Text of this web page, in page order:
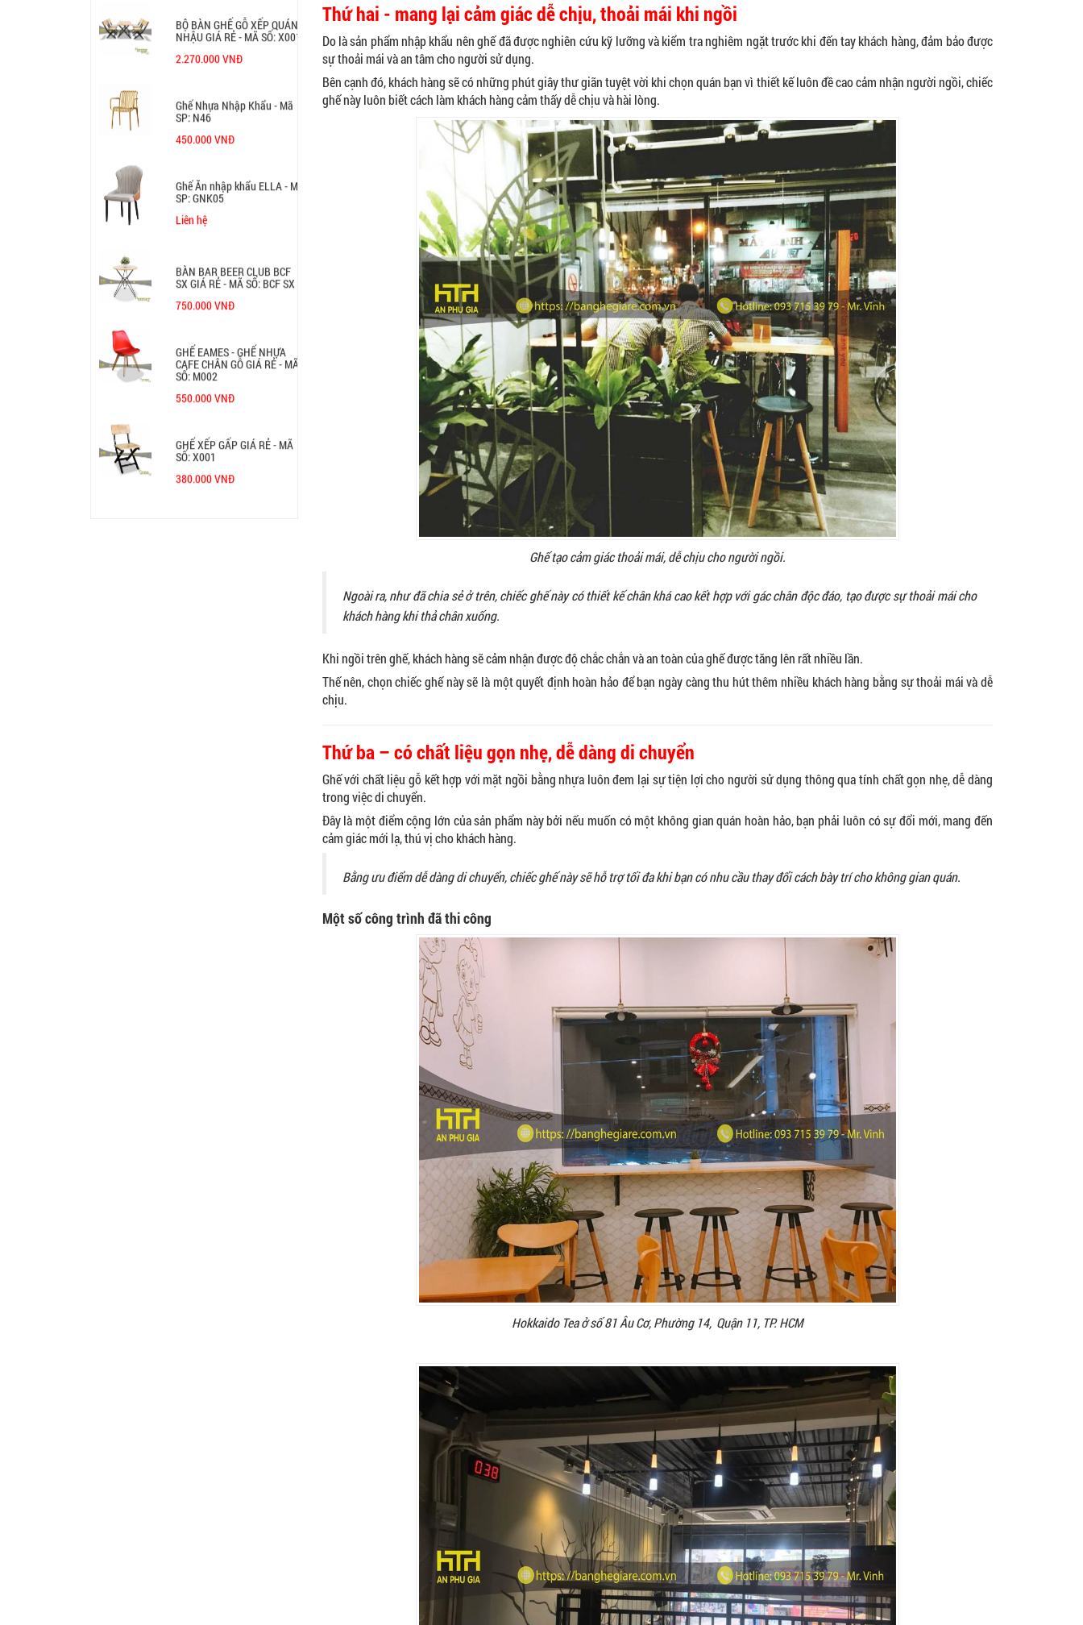
Thứ hai - mang lại cảm giác dễ chịu, thoải mái khi ngồi
Do là sản phẩm nhập khẩu nên ghế đã được nghiên cứu kỹ lưỡng và kiểm tra nghiêm ngặt trước khi đến tay khách hàng, đảm bảo được
sự thoải mái và an tâm cho người sử dụng.
Bên cạnh đó, khách hàng sẽ có những phút giây thư giãn tuyệt vời khi chọn quán bạn vì thiết kế luôn đề cao cảm nhận người ngồi, chiếc
ghế này luôn biết cách làm khách hàng cảm thấy dễ chịu và hài lòng.
Ghế tạo cảm giác thoải mái, dễ chịu cho người ngồi.
Ngoài ra, như đã chia sẻ ở trên, chiếc ghế này có thiết kế chân khá cao kết hợp với gác chân độc đáo, tạo được sự thoải mái cho
khách hàng khi thả chân xuống.
Khi ngồi trên ghế, khách hàng sẽ cảm nhận được độ chắc chắn và an toàn của ghế được tăng lên rất nhiều lần.
Thế nên, chọn chiếc ghế này sẽ là một quyết định hoàn hảo để bạn ngày càng thu hút thêm nhiều khách hàng bằng sự thoải mái và dễ
chịu.
Thứ ba – có chất liệu gọn nhẹ, dễ dàng di chuyển
Ghế với chất liệu gỗ kết hợp với mặt ngồi bằng nhựa luôn đem lại sự tiện lợi cho người sử dụng thông qua tính chất gọn nhẹ, dễ dàng
trong việc di chuyển.
Đây là một điểm cộng lớn của sản phẩm này bởi nếu muốn có một không gian quán hoàn hảo, bạn phải luôn có sự đổi mới, mang đến
cảm giác mới lạ, thú vị cho khách hàng.
Bằng ưu điểm dễ dàng di chuyển, chiếc ghế này sẽ hỗ trợ tối đa khi bạn có nhu cầu thay đổi cách bày trí cho không gian quán.
Một số công trình đã thi công
Hokkaido Tea ở số 81 Âu Cơ, Phường 14, Quận 11, TP. HCM
BỘ BÀN GHẾ GỖ XẾP QUÁN
NHẬU GIÁ RẺ - MÃ SỐ: X001
2.270.000 VNĐ
Ghế Nhựa Nhập Khẩu - Mã
SP: N46
450.000 VNĐ
Ghế Ăn nhập khẩu ELLA - Mã
SP: GNK05
Liên hệ
BÀN BAR BEER CLUB BCF
SX GIÁ RẺ - MÃ SỐ: BCF SX
750.000 VNĐ
GHẾ EAMES - GHẾ NHỰA
CAFE CHÂN GỖ GIÁ RẺ - MÃ
SỐ: M002
550.000 VNĐ
GHẾ XẾP GẤP GIÁ RẺ - MÃ
SỐ: X001
380.000 VNĐ